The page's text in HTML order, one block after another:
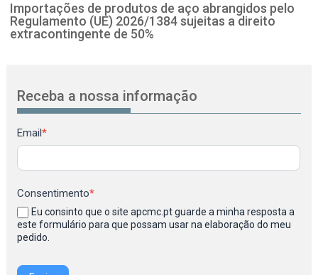
Importações de produtos de aço abrangidos pelo
Regulamento (UE) 2026/1384 sujeitas a direito
extracontingente de 50%
Receba a nossa informação
Newsletter
Email*
Consentimento*
Eu consinto que o site apcmc.pt guarde a minha resposta a
este formulário para que possam usar na elaboração do meu
pedido.